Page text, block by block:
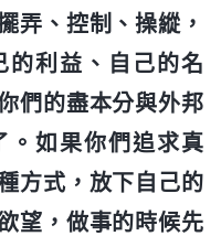
弄、控制、操縱，
的利益、自己的名
們的盡本分與外邦
。如果你們追求真
方式，放下自己的
望，做事的時候先